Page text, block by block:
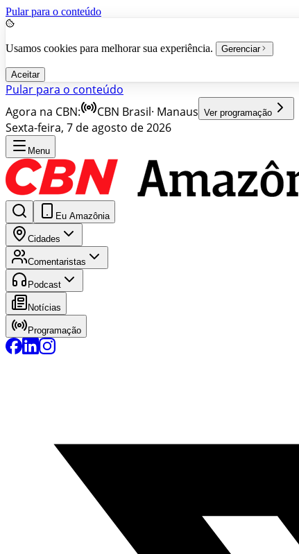
Pular para o conteúdo
Usamos cookies para melhorar sua experiência. Gerenciar
Aceitar
Pular para o conteúdo
Agora na CBN:
CBN Brasil· Manaus Ver programação
Sexta-feira, 7 de agosto de 2026
Menu
Eu Amazônia
Cidades
Comentaristas
Podcast
Notícias
Programação